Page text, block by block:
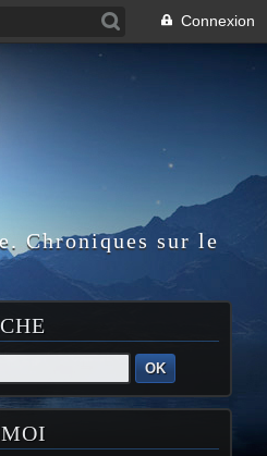
Connexion
Chroniques sur le
OK